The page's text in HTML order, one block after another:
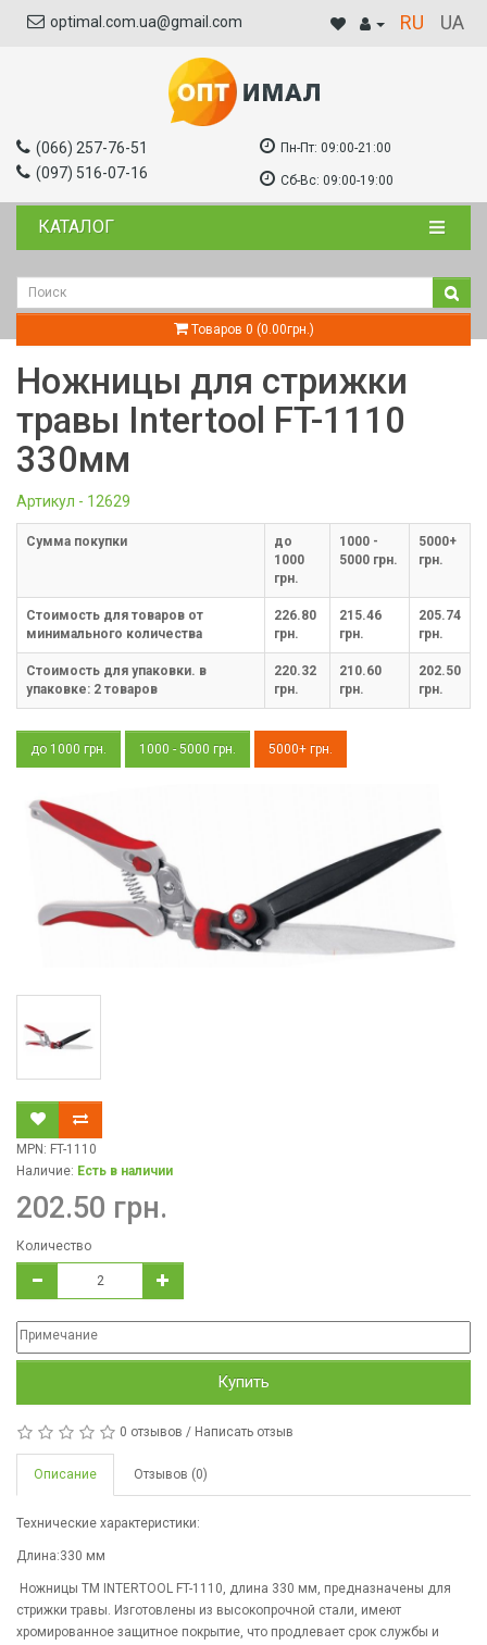
optimal.com.ua@gmail.com RU UA
(066) 257-76-51
(097) 516-07-16
Пн-Пт: 09:00-21:00
Сб-Вс: 09:00-19:00
КАТАЛОГ
Товаров 0 (0.00грн.)
Ножницы для стрижки
травы Intertool FT-1110
330мм
Артикул - 12629
Cумма покупки
до
1000
грн.
1000 -
5000 грн.
5000+
грн.
Стоимость для товаров от
минимального количества
226.80
грн.
215.46
грн.
205.74
грн.
Стоимость для упаковки. в
упаковке: 2 товаров
220.32
грн.
210.60
грн.
202.50
грн.
до 1000 грн. 1000 - 5000 грн. 5000+ грн.
MPN: FT-1110
Наличие: Есть в наличии
202.50 грн.
Количество
Купить
0 отзывов / Написать отзыв
Описание Отзывов (0)
Технические характеристики:
Длина:330 мм
Ножницы ТМ INTERTOOL FT-1110, длина 330 мм, предназначены для
стрижки травы. Изготовлены из высокопрочной стали, имеют
хромированное защитное покрытие, что продлевает срок службы и